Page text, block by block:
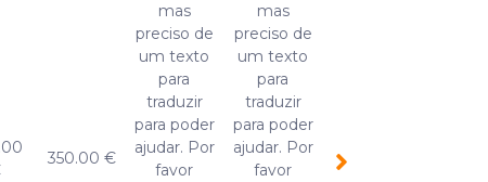
350.00 €
mas
preciso de
um texto
para
traduzir
para poder
ajudar. Por
favor
mas
preciso de
um texto
para
traduzir
para poder
ajudar. Por
favor